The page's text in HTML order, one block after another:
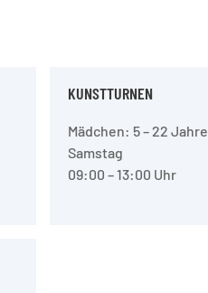
KUNSTTURNEN
Mädchen: 5 – 22 Jahre
Samstag
09:00 – 13:00 Uhr